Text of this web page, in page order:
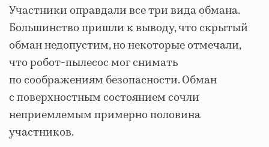
Участники оправдали все три вида обмана.
Большинство пришли к выводу, что скрытый
обман недопустим, но некоторые отмечали,
что робот-пылесос мог снимать
по соображениям безопасности. Обман
с поверхностным состоянием сочли
неприемлемым примерно половина
участников.